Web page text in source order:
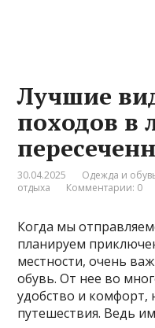
Лучшие
походов в
30.04.2025
Одежда и
отдыха
Комментарии: 0
Когда мы
планируем
местности, очень
обувь. От нее во
удобство и комфорт,
путешествия. Ведь